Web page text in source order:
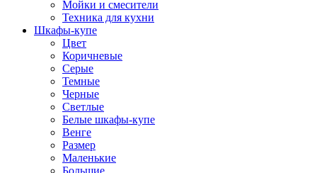
Мойки и смесители
Техника для кухни
Шкафы-купе
Цвет
Коричневые
Серые
Темные
Черные
Светлые
Белые шкафы-купе
Венге
Размер
Маленькие
Большие